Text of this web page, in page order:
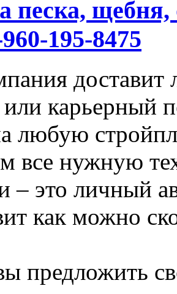
песка, щебня,
195-8475
доставит
карьерный
любую
все нужную
– это личный
как можно
предложить